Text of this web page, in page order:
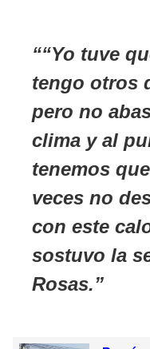
“Yo tuve
tengo otros
pero no
clima y al
tenemos
veces no
con este
sostuvo la
Rosas.